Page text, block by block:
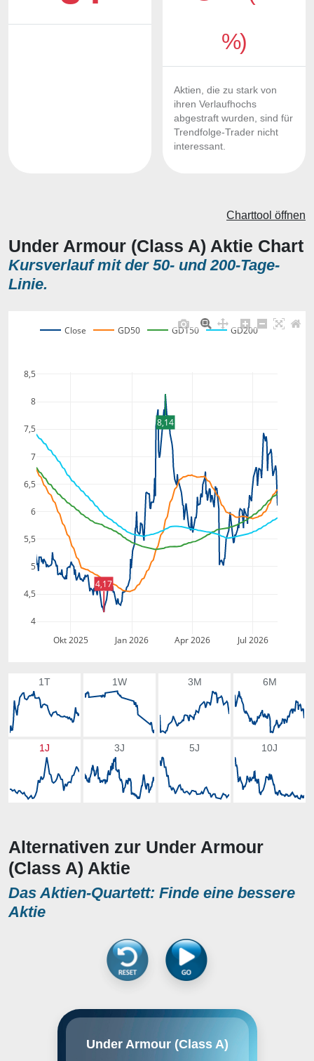
%)
Aktien, die zu stark von
ihren Verlaufhochs
abgestraft wurden, sind für
Trendfolge-Trader nicht
interessant.
Under Armour (Class A) Aktie Chart
Kursverlauf mit der 50- und 200-Tage-
Linie.
Charttool öffnen
Okt 2025 Jan 2026 Apr 2026 Jul 2026
4
4,5
5
5,5
6
6,5
7
7,5
8
8,5
Close GD50 GD150 GD200
8,14
4,17
1T 1W 3M 6M
1J 3J 5J 10J
Alternativen zur Under Armour
(Class A) Aktie
Das Aktien-Quartett: Finde eine bessere
Aktie
Under Armour (Class A)
development, marketing, and